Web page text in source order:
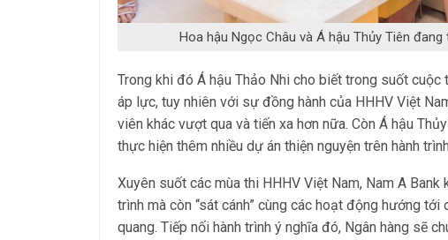
Hoa hậu Ngọc Châu và Á hậu Thủy Tiên
Trong khi đó Á hậu Thảo Nhi cho biết trong suốt
áp lực, tuy nhiên với sự đồng hành của HHHV Việt
viên khác vượt qua và tiến xa hơn nữa. Còn Á hậu
thực hiện thêm nhiều dự án thiện nguyện trên hành
Xuyên suốt các mùa thi HHHV Việt Nam, Nam A
trình mà còn “sát cánh” cùng các hoạt động hướng
quang. Tiếp nối hành trình ý nghĩa đó, Ngân hàng sẽ